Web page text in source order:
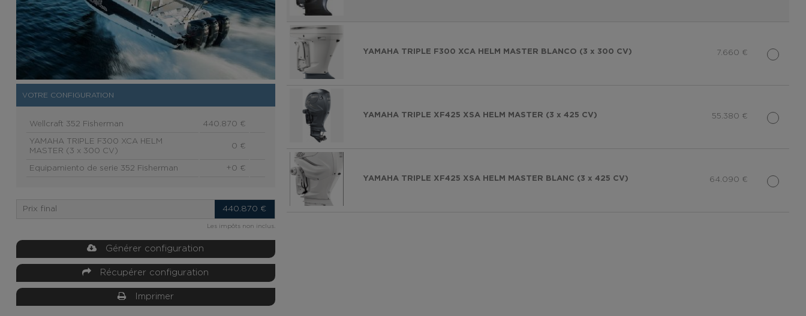
YAMAHA TRIPLE F300 XCA HELM MASTER BLANCO (3 x 300 CV) 7.660 €
YAMAHA TRIPLE XF425 XSA HELM MASTER (3 x 425 CV) 55.380 €
YAMAHA TRIPLE XF425 XSA HELM MASTER BLANC (3 x 425 CV) 64.090 €
VOTRE CONFIGURATION
Wellcraft 352 Fisherman 440.870 €
YAMAHA TRIPLE F300 XCA HELM
MASTER (3 x 300 CV)
0 €
Equipamiento de serie 352 Fisherman +0 €
Prix final 440.870 €
Les impôts non inclus.
Générer configuration
Récupérer configuration
Imprimer